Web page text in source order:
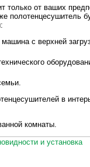
от ваших
полотенцесушитель
с верхней
в
комнаты.